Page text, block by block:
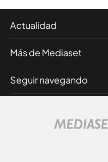
Actualidad
Más de Mediaset
Seguir navegando